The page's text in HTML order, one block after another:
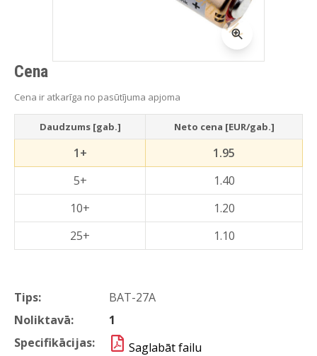
Tips:
BAT-27A
Noliktavā:
1
Specifikācijas:
Saglabāt failu
Cena
Cena ir atkarīga no pasūtījuma apjoma
Daudzums [gab.] Neto cena [EUR/gab.]
1+
1.95
5+
1.40
10+
1.20
25+
1.10